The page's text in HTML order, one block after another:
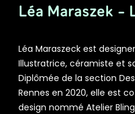
Léa Maraszek -
Léa Maraszeck est
Illustratrice, céramiste et
Diplômée de la section
Rennes en 2020, elle est
design nommé Atelier